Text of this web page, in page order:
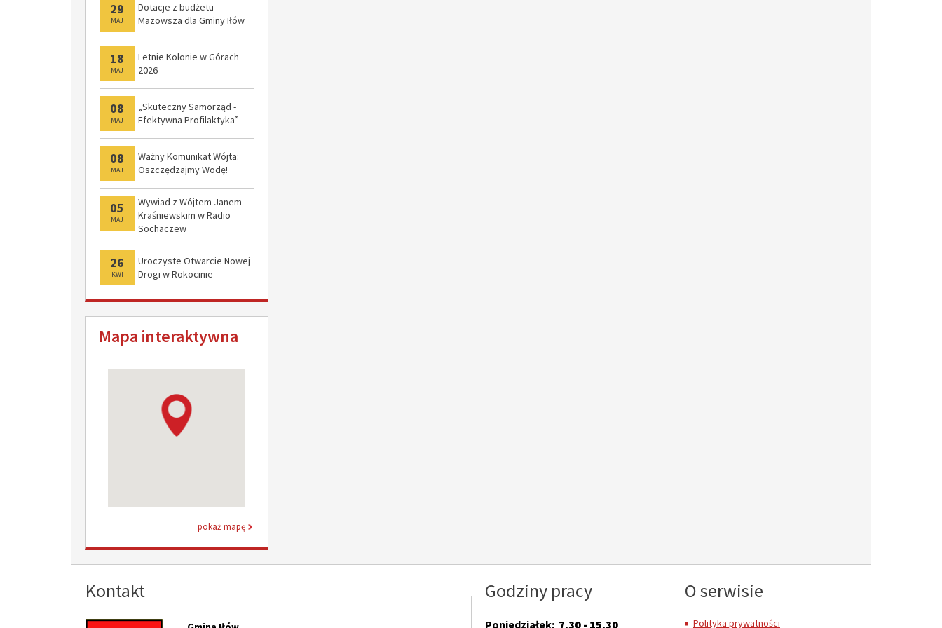
29
MAJ
Dotacje z budżetu
Mazowsza dla Gminy Iłów
18
MAJ
Letnie Kolonie w Górach
2026
08
MAJ
„Skuteczny Samorząd -
Efektywna Profilaktyka”
08
MAJ
Ważny Komunikat Wójta:
Oszczędzajmy Wodę!
05
MAJ
Wywiad z Wójtem Janem
Kraśniewskim w Radio
Sochaczew
26
KWI
Uroczyste Otwarcie Nowej
Drogi w Rokocinie
Mapa interaktywna
pokaż mapę
Kontakt Godziny pracy
Poniedziałek: 7.30 - 15.30
O serwisie
Polityka prywatności